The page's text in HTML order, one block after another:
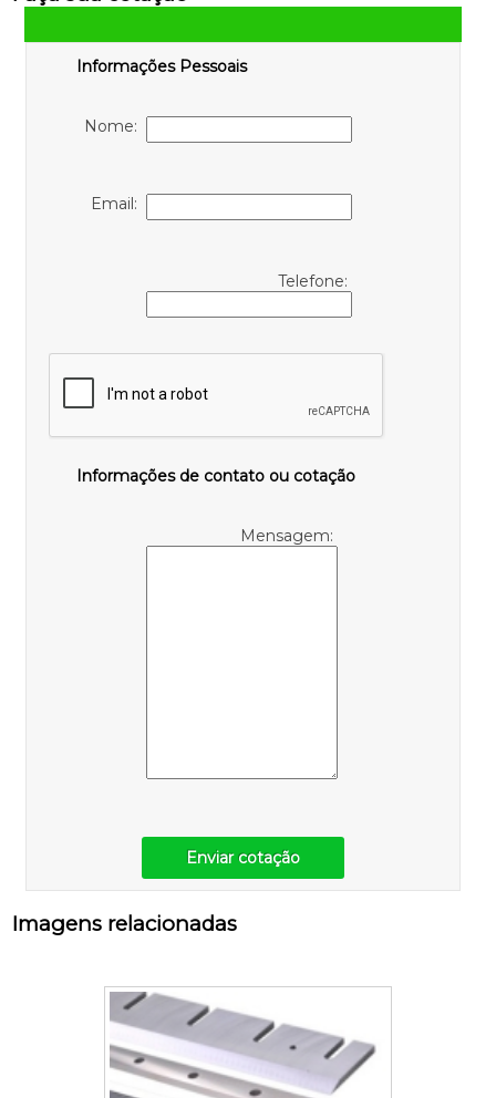
Informações Pessoais
Nome:
Email:
Telefone:
Informações de contato ou cotação
Mensagem:
Enviar cotação
Imagens relacionadas